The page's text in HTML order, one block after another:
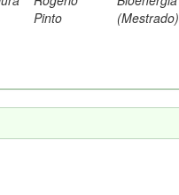
Pinto
(Mestrado)